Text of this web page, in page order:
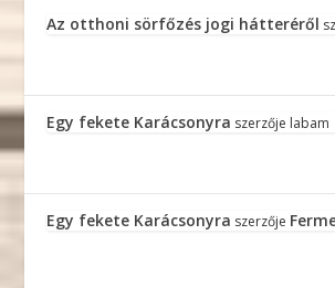
Az otthoni sörfőzés jogi hátteréről
Egy fekete Karácsonyra szerzője labam
Egy fekete Karácsonyra szerzője